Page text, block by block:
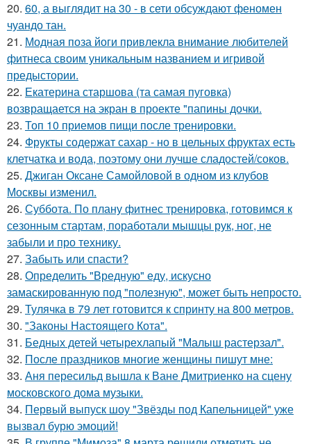
20. 60, а выглядит на 30 - в сети обсуждают феномен
чуандо тан.
21. Модная поза йоги привлекла внимание любителей
фитнеса своим уникальным названием и игривой
предыстории.
22. Екатерина старшова (та самая пуговка)
возвращается на экран в проекте "папины дочки.
23. Топ 10 приемов пищи после тренировки.
24. Фрукты содержат сахар - но в цельных фруктах есть
клетчатка и вода, поэтому они лучше сладостей/соков.
25. Джиган Оксане Самойловой в одном из клубов
Москвы изменил.
26. Суббота. По плану фитнес тренировка, готовимся к
сезонным стартам, поработали мышцы рук, ног, не
забыли и про технику.
27. Забыть или спасти?
28. Определить "Вредную" еду, искусно
замаскированную под "полезную", может быть непросто.
29. Тулячка в 79 лет готовится к спринту на 800 метров.
30. "Законы Настоящего Кота".
31. Бедных детей четырехлапый "Малыш растерзал".
32. После праздников многие женщины пишут мне:
33. Аня пересильд вышла к Ване Дмитриенко на сцену
московского дома музыки.
34. Первый выпуск шоу "Звёзды под Капельницей" уже
вызвал бурю эмоций!